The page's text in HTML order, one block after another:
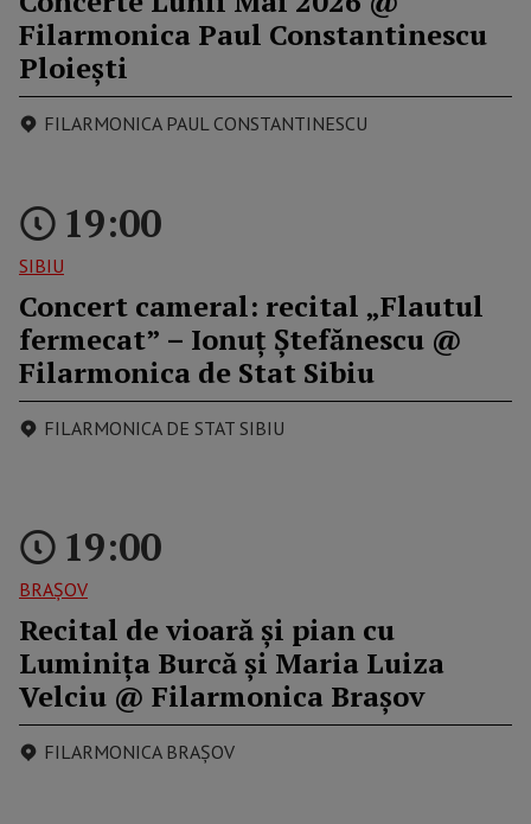
Filarmonica Paul Constantinescu
Ploiești
FILARMONICA PAUL CONSTANTINESCU
19:00
SIBIU
Concert cameral: recital „Flautul
fermecat” – Ionuț Ștefănescu @
Filarmonica de Stat Sibiu
FILARMONICA DE STAT SIBIU
19:00
BRAŞOV
Recital de vioară și pian cu
Luminița Burcă și Maria Luiza
Velciu @ Filarmonica Brașov
FILARMONICA BRAŞOV